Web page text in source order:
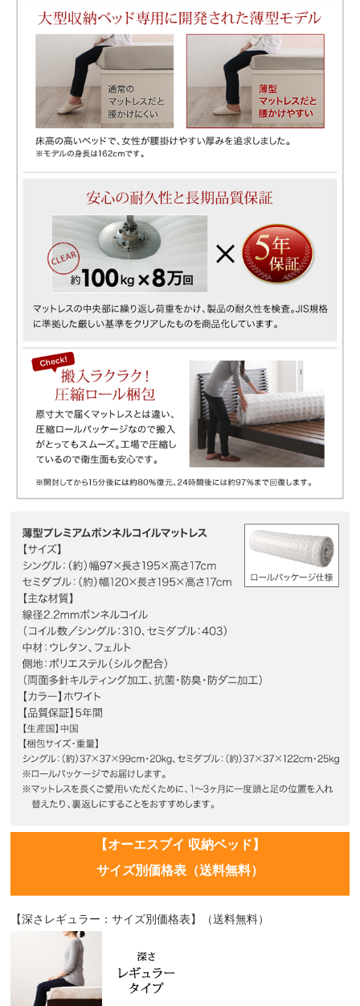
【オーエスブイ 収納ベッド】
サイズ別価格表（送料無料）
【深さレギュラー：サイズ別価格表】（送料無料）